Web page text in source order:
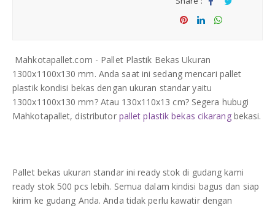
Opp Tape
Strapping Band
Sha Tw
Mahkotapallet.com - Pallet Plastik Bekas Ukuran
1300x1100x130 mm. Anda saat ini sedang mencari pallet
plastik kondisi bekas dengan ukuran standar yaitu
1300x1100x130 mm? Atau 130x110x13 cm? Segera hubugi
Mahkotapallet, distributor pallet plastik bekas cikarang bekasi.
Pallet bekas ukuran standar ini ready stok di gudang kami
ready stok 500 pcs lebih. Semua dalam kindisi bagus dan siap
kirim ke gudang Anda. Anda tidak perlu kawatir dengan